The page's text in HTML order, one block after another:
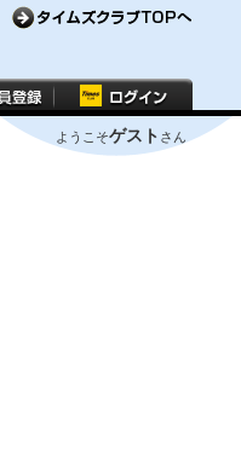
ようこそゲスト さん